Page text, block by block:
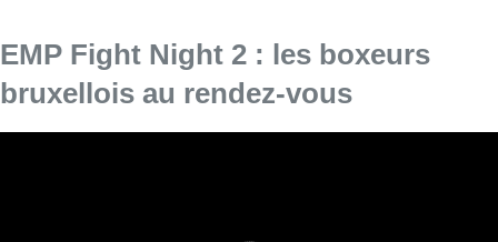
EMP Fight Night 2 : les boxeurs
bruxellois au rendez-vous